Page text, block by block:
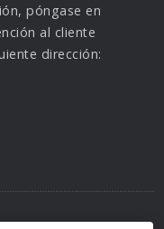
póngase en
al cliente
dirección: